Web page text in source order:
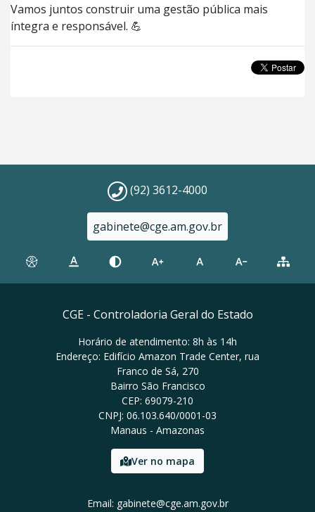
Vamos juntos construir uma gestão pública mais
íntegra e responsável. 💪
(92) 3612-4000
gabinete@cge.am.gov.br
CGE - Controladoria Geral do Estado
Horário de atendimento: 8h às 14h
Endereço: Edifício Amazon Trade Center, rua
Franco de Sá, 270
Bairro São Francisco
CEP: 69079-210
CNPJ: 06.103.640/0001-03
Manaus - Amazonas
Ver no mapa
Email: gabinete@cge.am.gov.br